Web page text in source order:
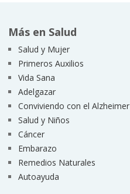
Más en Salud
Salud y Mujer
Primeros Auxilios
Vida Sana
Adelgazar
Conviviendo con el Alzheimer
Salud y Niños
Cáncer
Embarazo
Remedios Naturales
Autoayuda